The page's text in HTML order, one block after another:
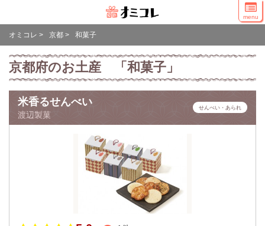
menu
オミコレ > 京都 > 和菓子
京都府のお土産 「和菓子」
米香るせんべい
渡辺製菓
せんべい・あられ